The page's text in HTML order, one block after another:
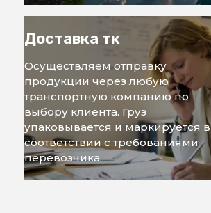
Доставка тк
Осуществляем отправку
продукции через любую
транспортную компанию по
выбору клиента. Груз
упаковывается и маркируется в
соответствии с требованиями
перевозчика.